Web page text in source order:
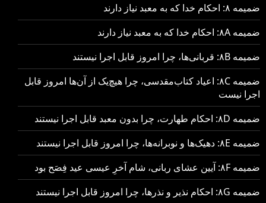
ضمیمه ۸: احکام خدا که به معبد نیاز دارند
ضمیمه ۸A: احکام خدا که به معبد نیاز دارند
ضمیمه ۸B: قربانی‌ها، چرا امروز قابل اجرا نیستند
ضمیمه ۸C: اعیاد کتاب‌مقدسی، چرا هیچ‌یک از آن‌ها امروز قابل
اجرا نیست
ضمیمه ۸D: احکام طهارت، چرا بدون معبد قابل اجرا نیستند
ضمیمه ۸E: دهیک‌ها و نوبرانه‌ها، چرا امروز قابل اجرا نیستند
ضمیمه ۸F: آیین عشای ربانی، شام آخرِ عیسی عید فِصَح بود
ضمیمه ۸G: احکام نذیر و نذرها، چرا امروز قابل اجرا نیستند